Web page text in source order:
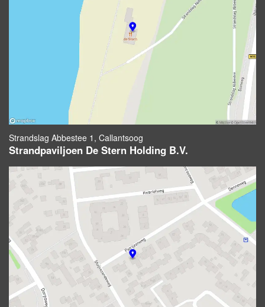
Strandslag Abbestee 1, Callantsoog
Strandpaviljoen De Stern Holding B.V.